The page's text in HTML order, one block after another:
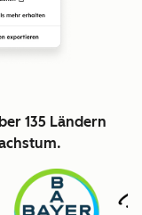
135 Ländern